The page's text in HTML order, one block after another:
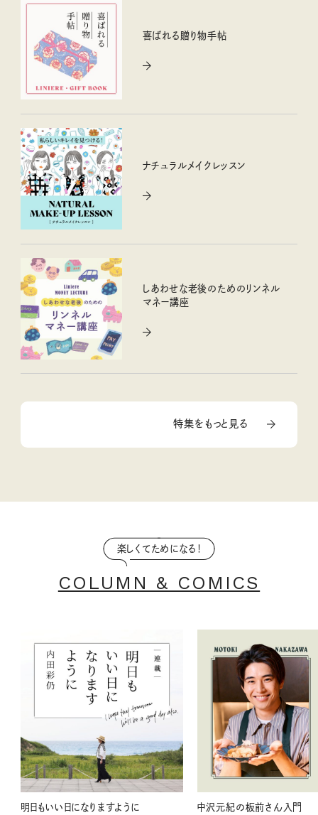
喜ばれる贈り物手帖
ナチュラルメイクレッスン
しあわせな老後のためのリンネル
マネー講座
特集をもっと見る
楽しくてためになる！
COLUMN & COMICS
明日もいい日になりますように 中沢元紀の板前さん入門